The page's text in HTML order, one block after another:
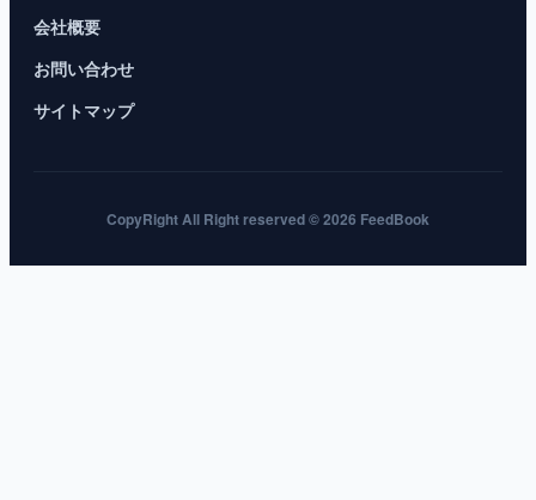
会社概要
お問い合わせ
サイトマップ
CopyRight All Right reserved © 2026 FeedBook